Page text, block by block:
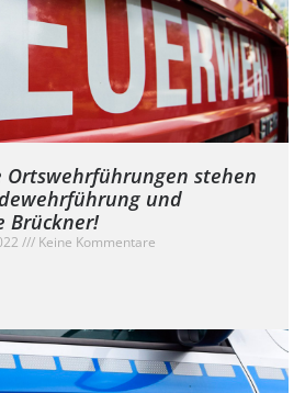
Ortswehrführungen stehen
und
Brückner!
Keine Kommentare